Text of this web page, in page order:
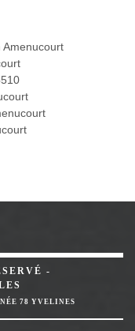
Amenucourt
-
78 YVELINES